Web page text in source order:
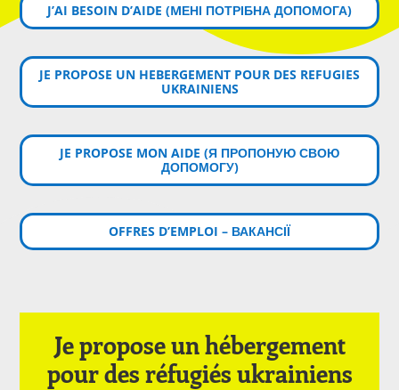
J’AI BESOIN D’AIDE (MЕНІ ПОТРІБНА ДОПОМОГА)
JE PROPOSE UN HEBERGEMENT POUR DES REFUGIES
UKRAINIENS
JE PROPOSE MON AIDE (Я ПРОПОНУЮ СВОЮ
ДОПОМОГУ)
OFFRES D’EMPLOI – ВАКАНСІЇ
Je propose un hébergement
pour des réfugiés ukrainiens